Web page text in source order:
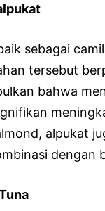
sebagai
tersebut
bahwa
alpukat
dengan